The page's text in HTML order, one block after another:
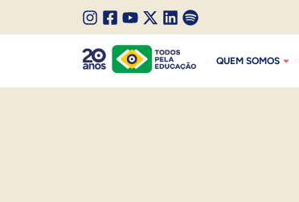
SALTAR PARA O CONTEÚDO
SALTAR PARA O MENU
I
n
s
F
c
Y
o
u
X
/
T
L
n
S
o
QUEM SOMOS